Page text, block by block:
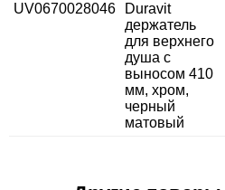
UV0670028046
Duravit
держатель
для верхнего
душа с
выносом 410
мм, хром,
черный
матовый